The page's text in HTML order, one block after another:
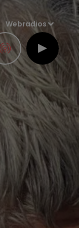
Webradios